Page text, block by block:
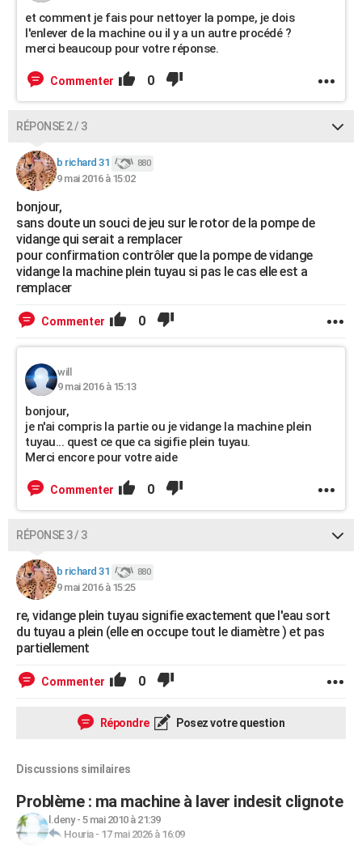
et comment je fais pour nettoyer la pompe, je dois
l'enlever de la machine ou il y a un autre procédé ?
merci beaucoup pour votre réponse.
Commenter 0
RÉPONSE 2 / 3
b richard 31 880
9 mai 2016 à 15:02
bonjour,
sans doute un souci de jeu sur le rotor de la pompe de
vidange qui serait a remplacer
pour confirmation contrôler que la pompe de vidange
vidange la machine plein tuyau si pas le cas elle est a
remplacer
Commenter 0
will
9 mai 2016 à 15:13
bonjour,
je n'ai compris la partie ou je vidange la machine plein
tuyau... quest ce que ca sigifie plein tuyau.
Merci encore pour votre aide
Commenter 0
RÉPONSE 3 / 3
b richard 31 880
9 mai 2016 à 15:25
re, vidange plein tuyau signifie exactement que l'eau sort
du tuyau a plein (elle en occupe tout le diamètre ) et pas
partiellement
Commenter 0
Répondre Posez votre question
Discussions similaires
Problème : ma machine à laver indesit clignote
l.deny- 5 mai 2010 à 21:39
Houria- 17 mai 2026 à 16:09